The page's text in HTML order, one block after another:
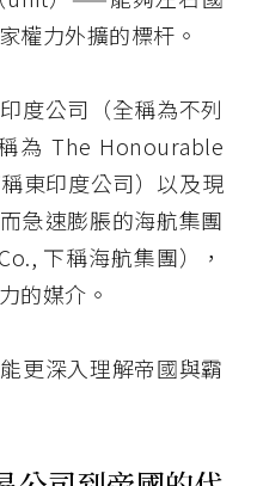
權力外擴的標杆。
度公司（全稱為不列
為 The Honourable
東印度公司）以及現
急速膨脹的海航集團
下稱海航集團），
的媒介。
更深入理解帝國與霸